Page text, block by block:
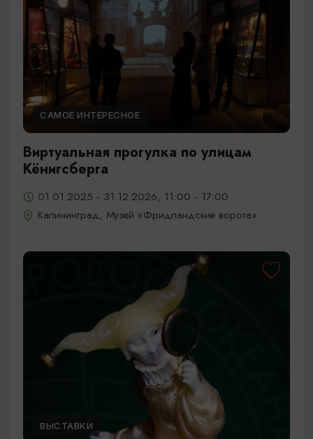
САМОЕ ИНТЕРЕСНОЕ
Виртуальная прогулка по улицам
Кёнигсберга
01.01.2025 - 31.12.2026, 11:00 - 17:00
Калининград, Музей «Фридландские ворота»
ВЫСТАВКИ